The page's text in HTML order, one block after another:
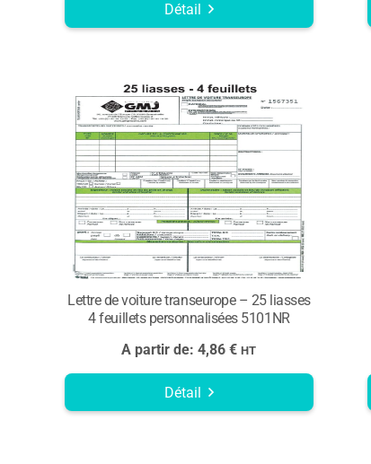
Détail
Lettre de voiture transeurope – 25 liasses
4 feuillets personnalisées 5101NR
A partir de:4,86€ HT
Détail